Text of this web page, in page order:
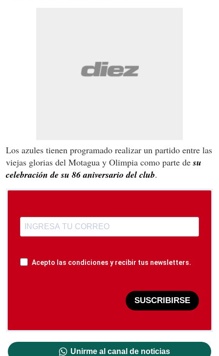
Los azules tienen programado realizar un partido entre las
viejas glorias del Motagua y Olimpia como parte desu
celebración de su 86 aniversario del club.
Acepto las condiciones y recibir tus newsletters.
SUSCRIBIRSE
Unirme al canal de noticias